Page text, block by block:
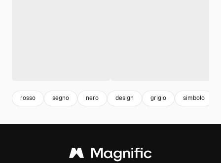
rosso segno nero design grigio simbolo